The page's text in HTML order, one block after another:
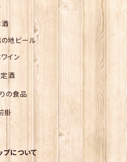
酒
地ビール
イン
酒
の食品
掛
プについて